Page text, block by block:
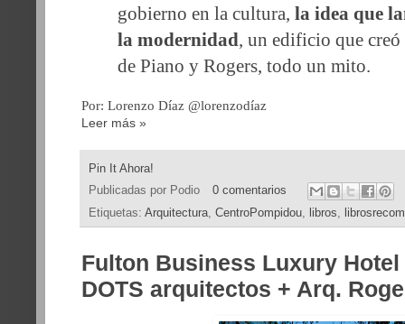
gobierno en la cultura, la idea que
la modernidad, un edificio que creó
de Piano y Rogers, todo un mito.
Por: Lorenzo Díaz @lorenzodíaz
Leer más »
Pin It Ahora!
Publicadas por Podio
0 comentarios
Etiquetas: Arquitectura, CentroPompidou, libros,
Fulton Business Luxury Hotel
DOTS arquitectos + Arq.